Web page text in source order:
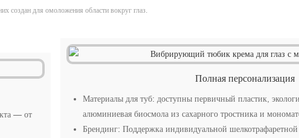
создан для омоложения области вокруг глаз.
— от
Полная персонализация
Материалы для туб: доступны первичный пластик,
алюминиевая биосмола из сахарного тростника и
Брендинг: Поддержка индивидуальной шелкотрафаретной